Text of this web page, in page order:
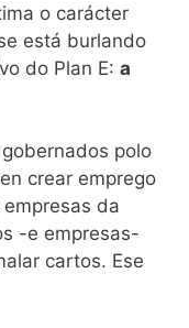
o carácter
está burlando
do Plan E: a
polo
crear emprego
da
-e empresas-
cartos. Ese